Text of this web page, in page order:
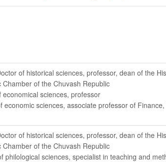
of historical sciences, professor, dean of the
of the Chuvash Republic
economical sciences, professor
economic sciences, associate professor of
of historical sciences, professor, dean of the
of the Chuvash Republic
philological sciences, specialist in teaching and